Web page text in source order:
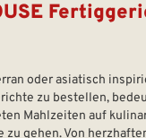
oder asiatisch
zu bestellen,
Mahlzeiten auf
zu gehen. Von